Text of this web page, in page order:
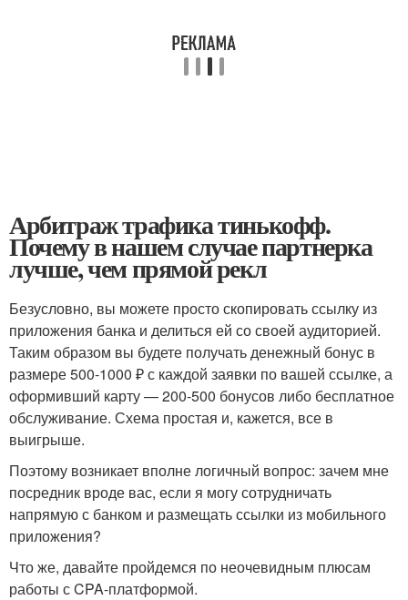
Арбитраж трафика тинькофф.
Почему в нашем случае партнерка
лучше, чем прямой рекл
Безусловно, вы можете просто скопировать ссылку из
приложения банка и делиться ей со своей аудиторией.
Таким образом вы будете получать денежный бонус в
размере 500-1000 ₽ с каждой заявки по вашей ссылке, а
оформивший карту — 200-500 бонусов либо бесплатное
обслуживание. Схема простая и, кажется, все в
выигрыше.
Поэтому возникает вполне логичный вопрос: зачем мне
посредник вроде вас, если я могу сотрудничать
напрямую с банком и размещать ссылки из мобильного
приложения?
Что же, давайте пройдемся по неочевидным плюсам
работы с CPA-платформой.